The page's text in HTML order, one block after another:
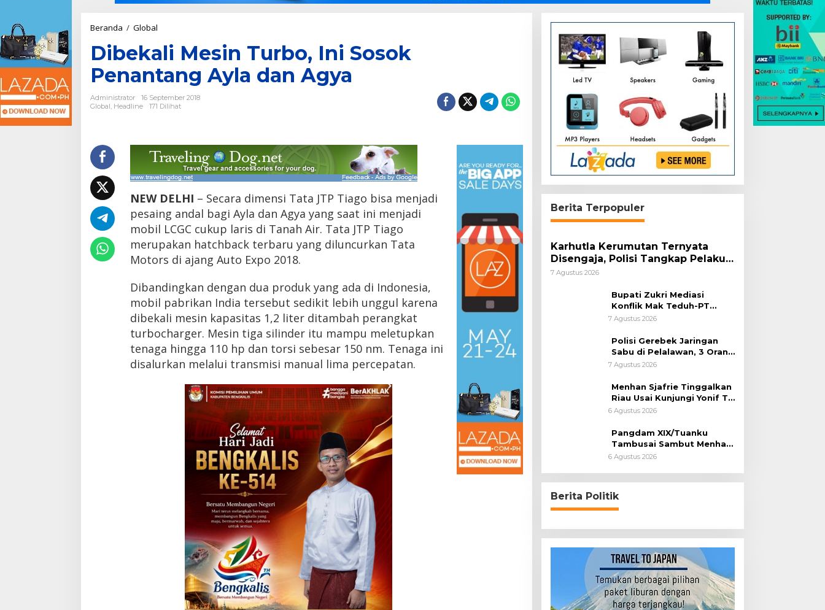
Beranda / Global
b
e
k
a
l
i
i
n
u
b
o
,
n
s
k
P
e
n
a
n
Dibekali Mesin Turbo, Ini Sosok
Penantang Ayla dan Agya
Administrator
16 September 2018
Global, Headline 171 Dilihat
NEW DELHI – Secara dimensi Tata JTP Tiago bisa menjadi
pesaing andal bagi Ayla dan Agya yang saat ini menjadi
mobil LCGC cukup laris di Tanah Air. Tata JTP Tiago
merupakan hatchback terbaru yang diluncurkan Tata
Motors di ajang Auto Expo 2018.
Dibandingkan dengan dua produk yang ada di Indonesia,
mobil pabrikan India tersebut sedikit lebih unggul karena
dibekali mesin kapasitas 1,2 liter ditambah perangkat
turbocharger. Mesin tiga silinder itu mampu meletupkan
tenaga hingga 110 hp dan torsi sebesar 150 nm. Tenaga ini
disalurkan melalui transmisi manual lima percepatan.
Berita Terpopuler
Karhutla Kerumutan Ternyata
Disengaja, Polisi Tangkap Pelaku
Pembakar Lahan
7 Agustus 2026
Bupati Zukri Mediasi
Konflik Mak Teduh-PT
Arara Abadi, Ini Hasilnya
7 Agustus 2026
Polisi Gerebek Jaringan
Sabu di Pelalawan, 3 Orang
Ditangkap
7 Agustus 2026
Menhan Sjafrie Tinggalkan
Riau Usai Kunjungi Yonif TP
di Wilayah Kodam
6 Agustus 2026
Pangdam XIX/Tuanku
Tambusai Sambut Menhan
Sjafrie di Pekanbaru, Ada
6 Agustus 2026
Berita Politik